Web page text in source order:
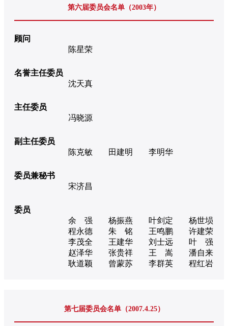
第六届委员会名单（2003年）
顾问
陈星荣
名誉主任委员
沈天真
主任委员
冯晓源
副主任委员
陈克敏
田建明 李明华
委员兼秘书
宋济昌
委员
余 强
杨振燕 叶剑定
杨世埙
程永德
朱 铭 王鸣鹏
许建荣
李茂全
王建华 刘士远
叶 强
赵泽华
张贵祥 王 嵩
潘自来
耿道颖
曾蒙苏 李群英 程红岩
第七届委员会名单（2007.4.25）